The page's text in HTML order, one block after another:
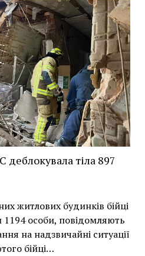
деблокувала тіла 897
житлових будинків бійці
особи, повідомляють
на надзвичайні ситуації
бійці…